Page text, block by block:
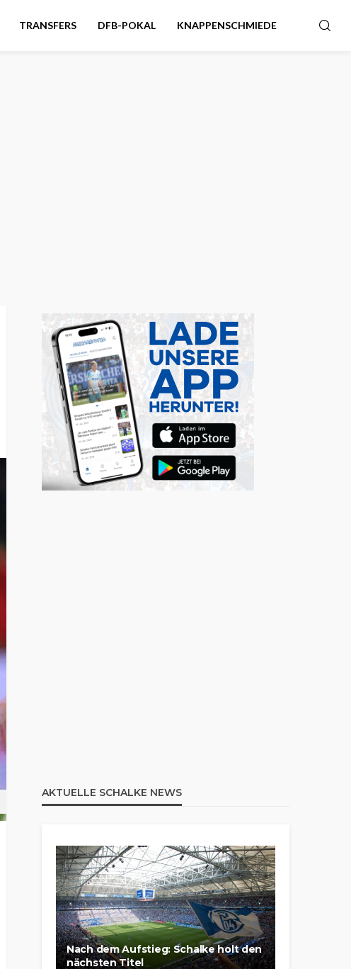
TRANSFERS DFB-POKAL KNAPPENSCHMIEDE
AKTUELLE SCHALKE NEWS
Nach dem Aufstieg: Schalke holt den
nächsten Titel